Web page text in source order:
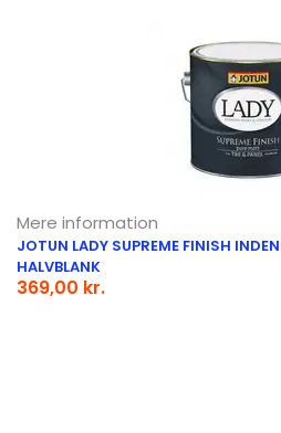
Mere information
JOTUN LADY SUPREME FINISH
HALVBLANK
369,00 kr.